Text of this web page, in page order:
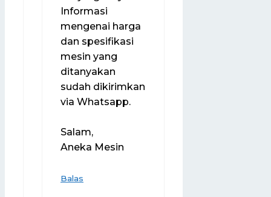
Informasi
mengenai harga
dan spesifikasi
mesin yang
ditanyakan
sudah dikirimkan
via Whatsapp.
Salam,
Aneka Mesin
Balas